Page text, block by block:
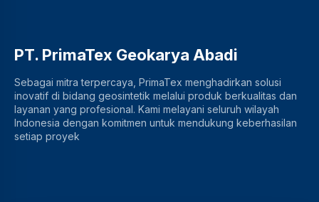
PT. PrimaTex Geokarya Abadi
Sebagai mitra terpercaya, PrimaTex menghadirkan solusi
inovatif di bidang geosintetik melalui produk berkualitas dan
layanan yang profesional. Kami melayani seluruh wilayah
Indonesia dengan komitmen untuk mendukung keberhasilan
setiap proyek